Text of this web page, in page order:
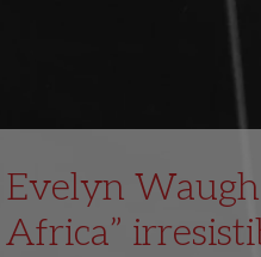
Evelyn
Africa”